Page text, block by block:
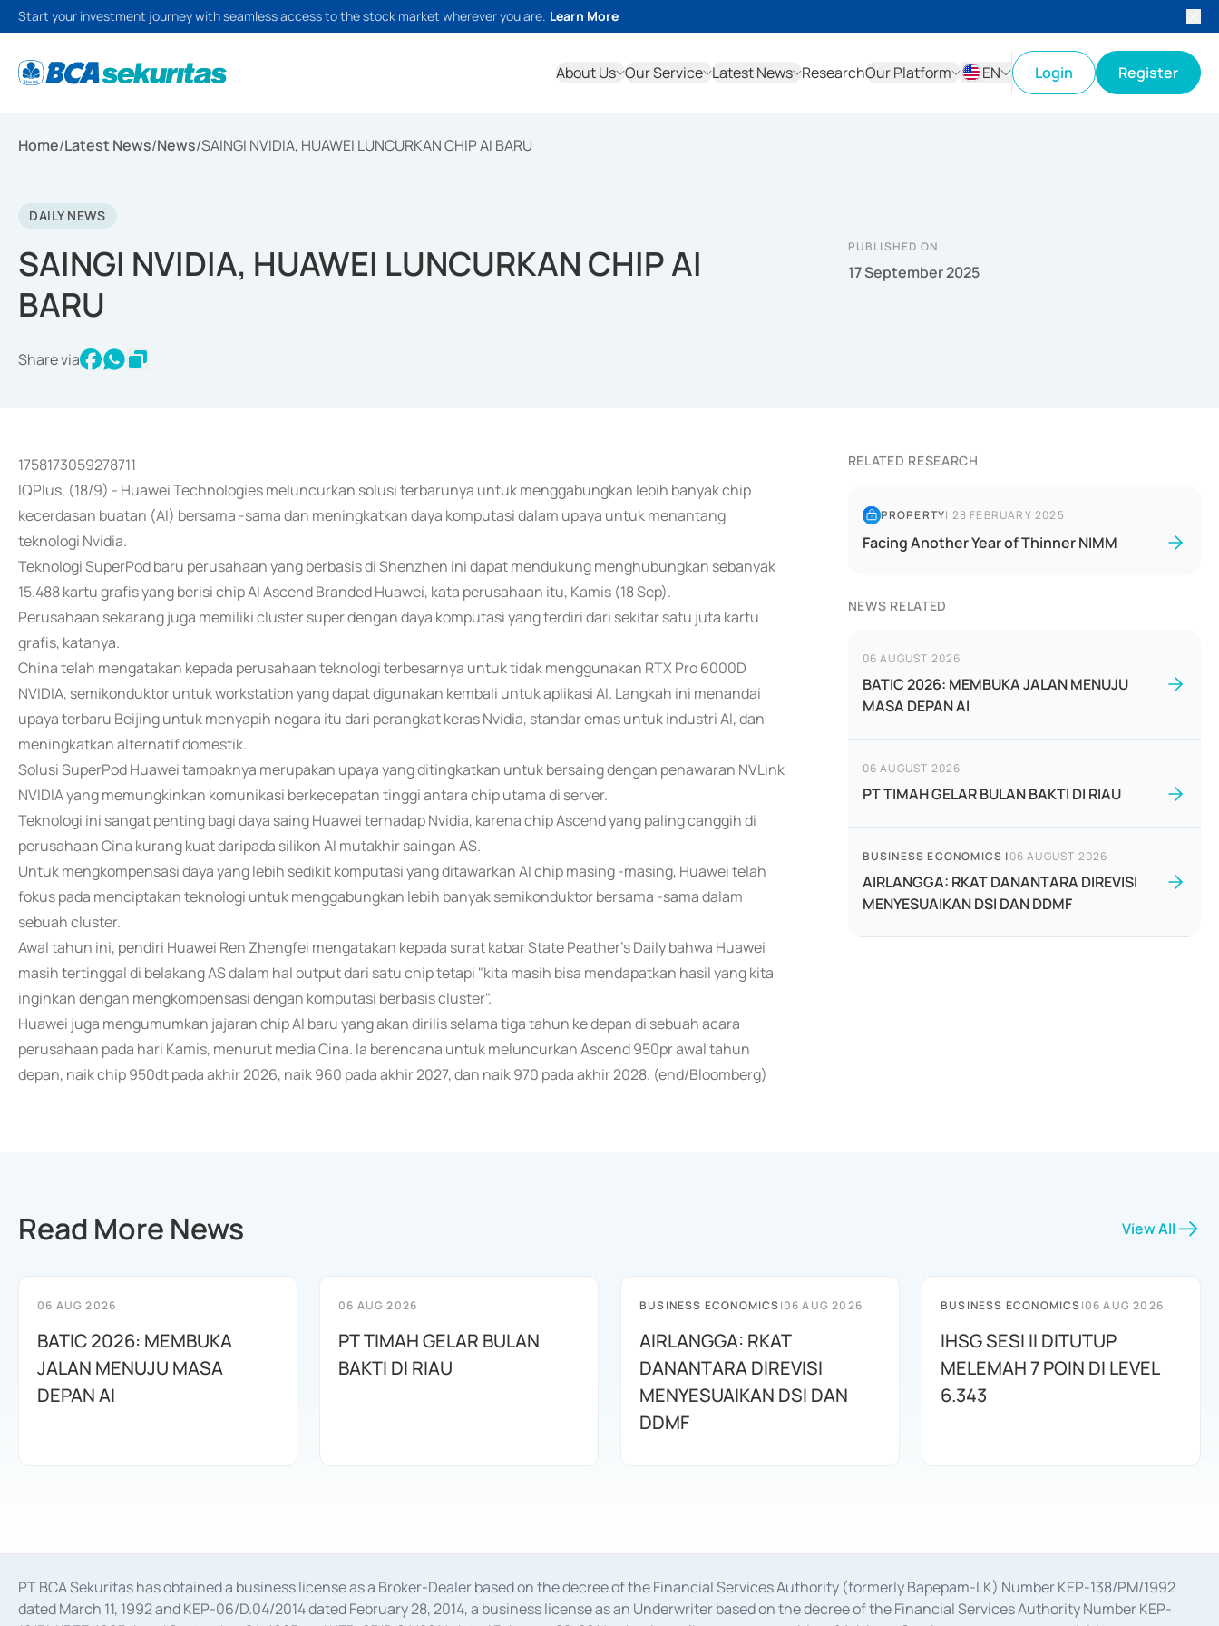
Start your investment journey with seamless access to the stock market wherever you are. Learn More
About Us Our Service Latest News ResearchOur Platform
EN
Login Register
Home/Latest News/News/SAINGI NVIDIA, HUAWEI LUNCURKAN CHIP AI BARU
DAILY NEWS
SAINGI NVIDIA, HUAWEI LUNCURKAN CHIP AI
BARU
Share via
PUBLISHED ON
17 September 2025
1758173059278711
IQPlus, (18/9) - Huawei Technologies meluncurkan solusi terbarunya untuk menggabungkan lebih banyak chip
kecerdasan buatan (AI) bersama -sama dan meningkatkan daya komputasi dalam upaya untuk menantang
teknologi Nvidia.
Teknologi SuperPod baru perusahaan yang berbasis di Shenzhen ini dapat mendukung menghubungkan sebanyak
15.488 kartu grafis yang berisi chip AI Ascend Branded Huawei, kata perusahaan itu, Kamis (18 Sep).
Perusahaan sekarang juga memiliki cluster super dengan daya komputasi yang terdiri dari sekitar satu juta kartu
grafis, katanya.
China telah mengatakan kepada perusahaan teknologi terbesarnya untuk tidak menggunakan RTX Pro 6000D
NVIDIA, semikonduktor untuk workstation yang dapat digunakan kembali untuk aplikasi AI. Langkah ini menandai
upaya terbaru Beijing untuk menyapih negara itu dari perangkat keras Nvidia, standar emas untuk industri AI, dan
meningkatkan alternatif domestik.
Solusi SuperPod Huawei tampaknya merupakan upaya yang ditingkatkan untuk bersaing dengan penawaran NVLink
NVIDIA yang memungkinkan komunikasi berkecepatan tinggi antara chip utama di server.
Teknologi ini sangat penting bagi daya saing Huawei terhadap Nvidia, karena chip Ascend yang paling canggih di
perusahaan Cina kurang kuat daripada silikon AI mutakhir saingan AS.
Untuk mengkompensasi daya yang lebih sedikit komputasi yang ditawarkan AI chip masing -masing, Huawei telah
fokus pada menciptakan teknologi untuk menggabungkan lebih banyak semikonduktor bersama -sama dalam
sebuah cluster.
Awal tahun ini, pendiri Huawei Ren Zhengfei mengatakan kepada surat kabar State Peather's Daily bahwa Huawei
masih tertinggal di belakang AS dalam hal output dari satu chip tetapi "kita masih bisa mendapatkan hasil yang kita
inginkan dengan mengkompensasi dengan komputasi berbasis cluster".
Huawei juga mengumumkan jajaran chip AI baru yang akan dirilis selama tiga tahun ke depan di sebuah acara
perusahaan pada hari Kamis, menurut media Cina. Ia berencana untuk meluncurkan Ascend 950pr awal tahun
depan, naik chip 950dt pada akhir 2026, naik 960 pada akhir 2027, dan naik 970 pada akhir 2028. (end/Bloomberg)
RELATED RESEARCH
PROPERTY| 28 FEBRUARY 2025
Facing Another Year of Thinner NIMM
NEWS RELATED
06 AUGUST 2026
BATIC 2026: MEMBUKA JALAN MENUJU
MASA DEPAN AI
06 AUGUST 2026
PT TIMAH GELAR BULAN BAKTI DI RIAU
BUSINESS ECONOMICS |06 AUGUST 2026
AIRLANGGA: RKAT DANANTARA DIREVISI
MENYESUAIKAN DSI DAN DDMF
Read More News View All
06 AUG 2026
BATIC 2026: MEMBUKA
JALAN MENUJU MASA
DEPAN AI
06 AUG 2026
PT TIMAH GELAR BULAN
BAKTI DI RIAU
BUSINESS ECONOMICS|06 AUG 2026
AIRLANGGA: RKAT
DANANTARA DIREVISI
MENYESUAIKAN DSI DAN
DDMF
BUSINESS ECONOMICS|06 AUG 2026
IHSG SESI II DITUTUP
MELEMAH 7 POIN DI LEVEL
6.343
PT BCA Sekuritas has obtained a business license as a Broker-Dealer based on the decree of the Financial Services Authority (formerly Bapepam-LK) Number KEP-138/PM/1992
dated March 11, 1992 and KEP-06/D.04/2014 dated February 28, 2014, a business license as an Underwriter based on the decree of the Financial Services Authority Number KEP-